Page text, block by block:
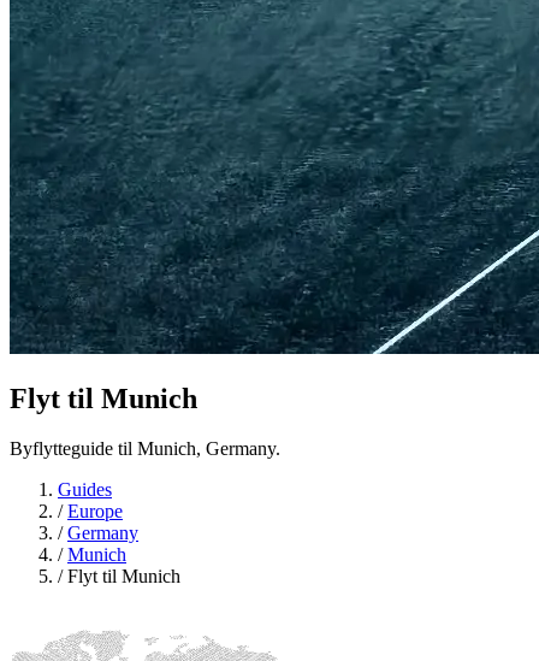
Flyt til Munich
Byflytteguide til Munich, Germany.
Guides
/Europe
/Germany
/Munich
/Flyt til Munich